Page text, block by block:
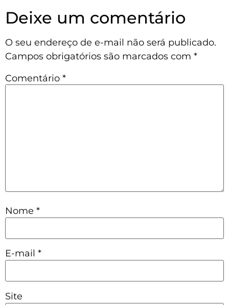
Deixe um comentário
O seu endereço de e-mail não será publicado.
Campos obrigatórios são marcados com *
Comentário *
Nome *
E-mail *
Site